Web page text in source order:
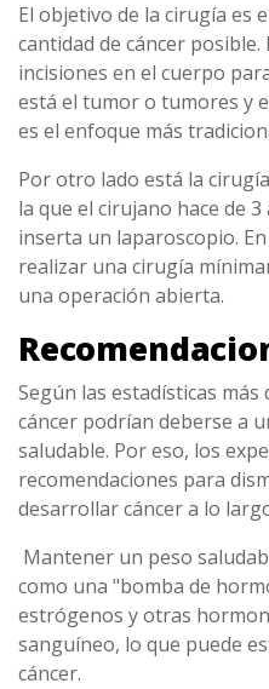
El objetivo de la cirugía es
cantidad de cáncer
incisiones en el cuerpo
está el tumor o tumores y
es el enfoque más
Por otro lado está la
la que el cirujano hace de
inserta un laparoscopio.
realizar una cirugía
una operación abierta.
Según las estadísticas más
cáncer podrían deberse a
saludable. Por eso, los
recomendaciones para
desarrollar cáncer a lo
Mantener un peso
como una "bomba de
estrógenos y otras
sanguíneo, lo que puede
cáncer.